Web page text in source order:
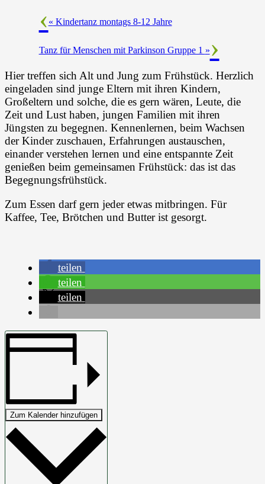
« Kindertanz montags 8-12 Jahre
Tanz für Menschen mit Parkinson Gruppe 1 »
Hier treffen sich Alt und Jung zum Frühstück. Herzlich
eingeladen sind junge Eltern mit ihren Kindern,
Großeltern und solche, die es gern wären, Leute, die
Zeit und Lust haben, jungen Familien mit ihren
Jüngsten zu begegnen. Kennenlernen, beim Wachsen
der Kinder zuschauen, Erfahrungen austauschen,
einander verstehen lernen und eine entspannte Zeit
genießen beim gemeinsamen Frühstück: das ist das
Begegnungsfrühstück.
Zum Essen darf gern jeder etwas mitbringen. Für
Kaffee, Tee, Brötchen und Butter ist gesorgt.
teilen
teilen
teilen
Zum Kalender hinzufügen